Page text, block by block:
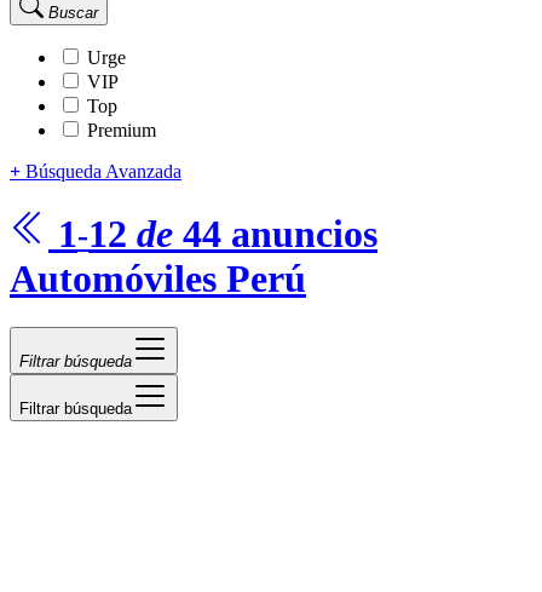
Buscar
Urge
VIP
Top
Premium
+ Búsqueda Avanzada
1-12 de 44 anuncios
Automóviles Perú
Filtrar búsqueda
Filtrar búsqueda